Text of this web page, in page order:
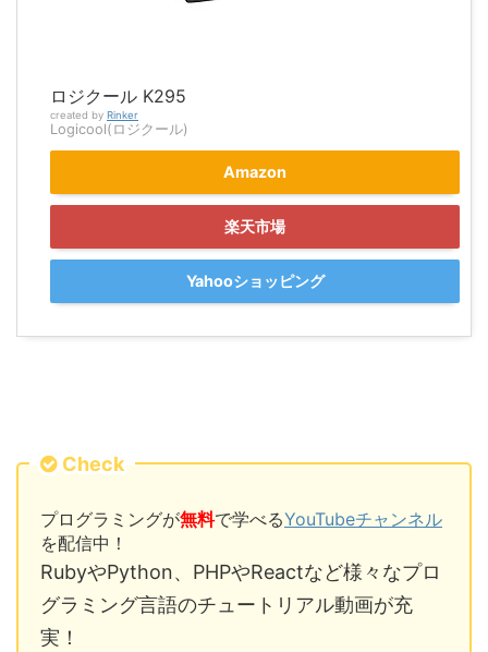
ロジクール K295
created by Rinker
Logicool(ロジクール)
Amazon
楽天市場
Yahooショッピング
Check
プログラミングが無料で学べるYouTubeチャンネル
を配信中！
RubyやPython、PHPやReactなど様々なプロ
グラミング言語のチュートリアル動画が充
実！